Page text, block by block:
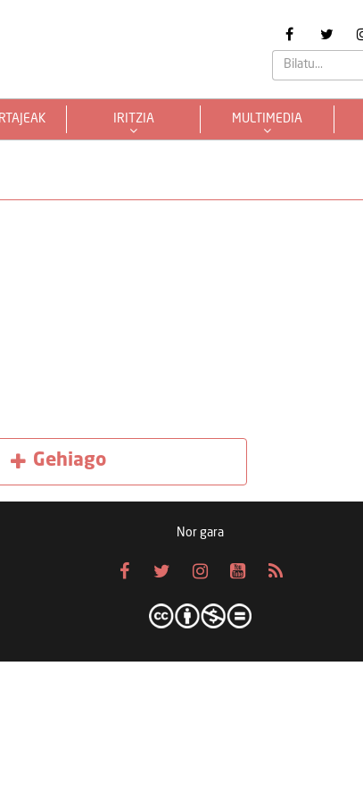
IRITZIA MULTIMEDIA
Gehiago
Nor gara